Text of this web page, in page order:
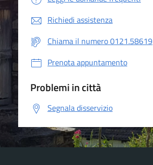
Richiedi assistenza
Chiama il numero 0121.58619
Prenota appuntamento
Problemi in città
Segnala disservizio